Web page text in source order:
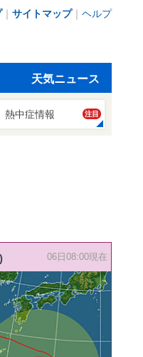
｜ サイトマップ｜ ヘルプ
天気ニュース
熱中症情報 注目
06日08:00現在